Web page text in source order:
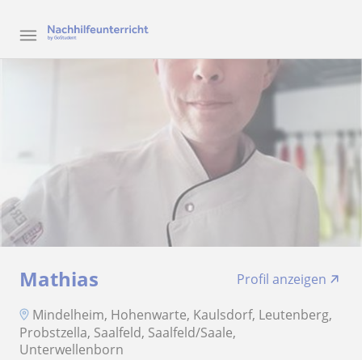
Mathias
Profil anzeigen
Mindelheim, Hohenwarte, Kaulsdorf, Leutenberg,
Probstzella, Saalfeld, Saalfeld/Saale,
Unterwellenborn